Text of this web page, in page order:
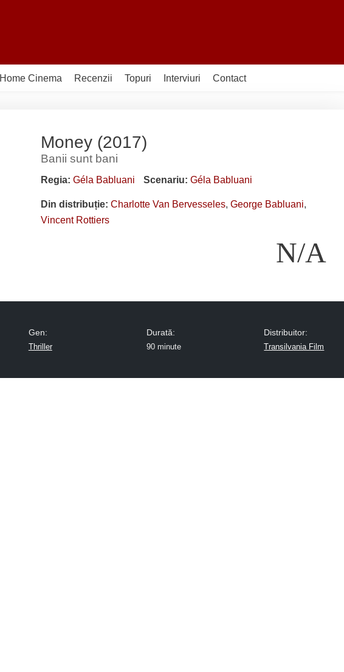
Home Cinema Recenzii Topuri Interviuri Contact
Money (2017)
Banii sunt bani
Regia: Géla Babluani Scenariu: Géla Babluani
Din distribuție: Charlotte Van Bervesseles, George Babluani,
Vincent Rottiers
N/A
Gen:
Thriller
Durată:
90 minute
Distribuitor:
Transilvania Film